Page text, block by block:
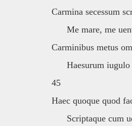
Carmina secessum
Me mare, me
Carminibus metus
Haesurum iugulo
45
Haec quoque quod
Scriptaque cum